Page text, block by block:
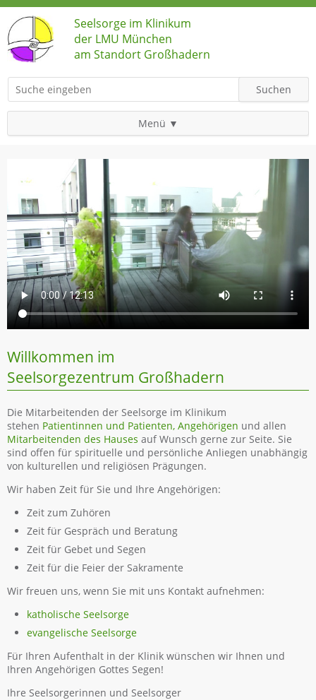
Seelsorge im Klinikum
der LMU München
am Standort Großhadern
Suchbegriffe Suchen
Menü
überspringen
Kontakt
Erreichbarkeit katholische Seelsorge
Erreichbarkeit evangelische Seelsorge
Sekretariat
Seelsorgeteam
Ehrenamtlich Mitarbeitende
Stationen
Patienten und Angehörige
Gottesdienste
Kirchenzentrum
Schwerpunkte unserer Arbeit
Konzept der Seelsorge
Spirituelle Texte
Materialien
Mitarbeitende des Hauses
Kursangebote
Klinische Seelsorgeausbildung - KSA
Ausbildung ehrenamtlich Mitarbeitende
Fortbildung ehrenamtlich Mitarbeitende
Ehrenamtliche Tätigkeit
Spendenmöglichkeit
Willkommen im
Seelsorgezentrum Großhadern
Die Mitarbeitenden der Seelsorge im Klinikum
stehen Patientinnen und Patienten, Angehörigen und allen
Mitarbeitenden des Hauses auf Wunsch gerne zur Seite. Sie
sind offen für spirituelle und persönliche Anliegen unabhängig
von kulturellen und religiösen Prägungen.
Wir haben Zeit für Sie und Ihre Angehörigen:
Zeit zum Zuhören
Zeit für Gespräch und Beratung
Zeit für Gebet und Segen
Zeit für die Feier der Sakramente
Wir freuen uns, wenn Sie mit uns Kontakt aufnehmen:
katholische Seelsorge
evangelische Seelsorge
Für Ihren Aufenthalt in der Klinik wünschen wir Ihnen und
Ihren Angehörigen Gottes Segen!
Ihre Seelsorgerinnen und Seelsorger